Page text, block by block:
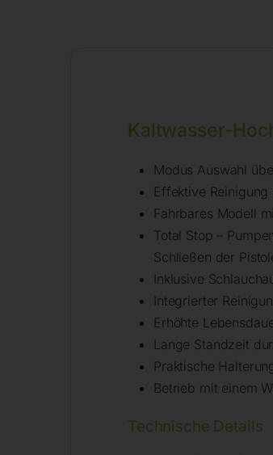
Kaltwasser-
Modus Auswahl
Effektive
Fahrbares Modell
Total Stop –
Schließen der
Inklusive
Integrierter
Erhöhte
Lange Standzeit
Praktische
Betrieb mit einem
Technische Details